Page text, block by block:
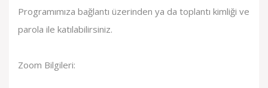
Programımıza bağlantı üzerinden ya da toplantı kimliği ve
parola ile katılabilirsiniz.
Zoom Bilgileri: